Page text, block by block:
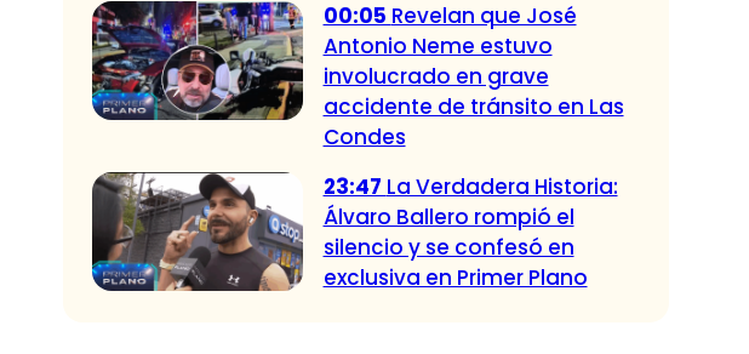
00:05 Revelan que José
Antonio Neme estuvo
involucrado en grave
accidente de tránsito en Las
Condes
23:47 La Verdadera Historia:
Álvaro Ballero rompió el
silencio y se confesó en
exclusiva en Primer Plano